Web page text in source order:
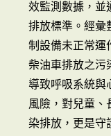
效監測數據，並
排放標準。經彙
制設備未正常運
柴油車排放之污
導致呼吸系統與
風險，對兒童、
染排放，更是守